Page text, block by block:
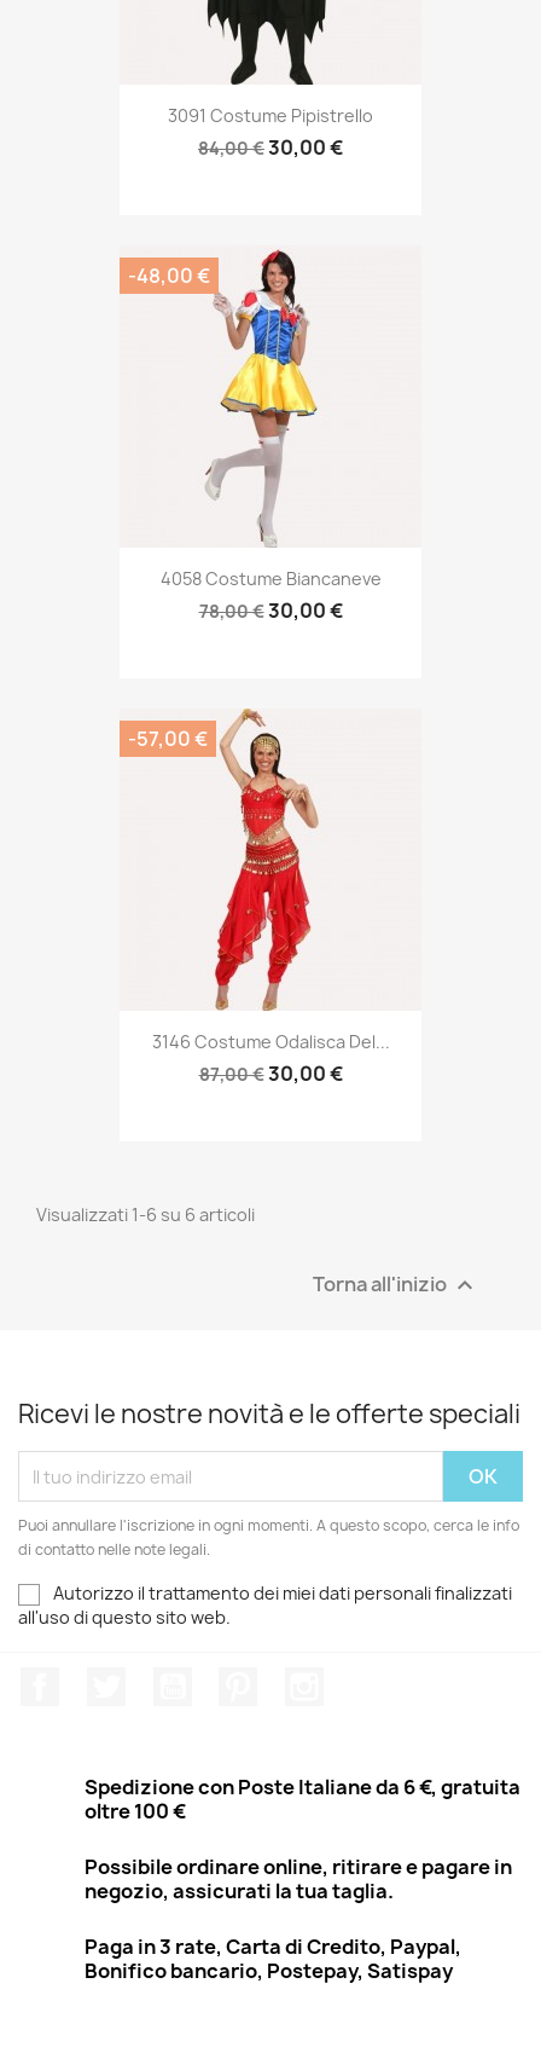
3091 Costume Pipistrello
84,00 €30,00 €
4058 Costume Biancaneve
78,00 €30,00 €
-48,00 €
3146 Costume Odalisca Del...
87,00 €30,00 €
-57,00 €
Visualizzati 1-6 su 6 articoli
Torna all'inizio 
Ricevi le nostre novità e le offerte speciali
Puoi annullare l'iscrizione in ogni momenti. A questo scopo, cerca le info
di contatto nelle note legali.
Autorizzo il trattamento dei miei dati personali finalizzati
all'uso di questo sito web.
Spedizione con Poste Italiane da 6 €, gratuita
oltre 100 €
Possibile ordinare online, ritirare e pagare in
negozio, assicurati la tua taglia.
Paga in 3 rate, Carta di Credito, Paypal,
Bonifico bancario, Postepay, Satispay